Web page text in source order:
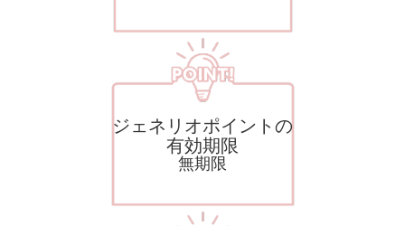
ジェネリオポイントの
有効期限
無期限